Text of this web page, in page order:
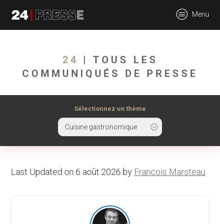
presse
Menu
24
| TOUS LES
COMMUNIQUÉS DE PRESSE
Sélectionnez un thème
Cuisine gastronomique
Last Updated on 6 août 2026 by Francois Marsteau